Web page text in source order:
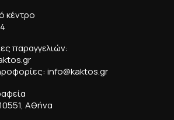
κέντρο
παραγγελιών:
info@kaktos.gr
Αθήνα